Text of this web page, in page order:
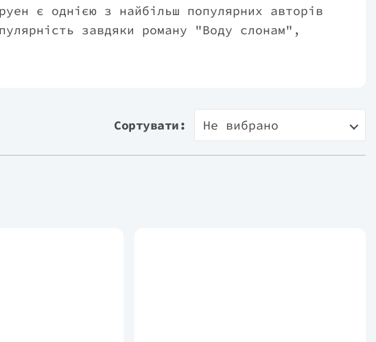
є однією з найбільш популярних авторів
завдяки роману "Воду слонам",
тижнів було продано близько 248
Сортувати: Не вибрано